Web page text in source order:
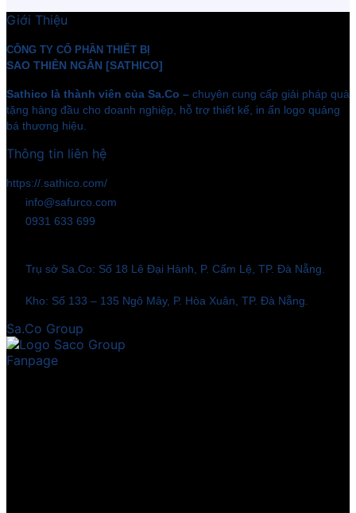
Giới Thiệu
CÔNG TY CỔ PHẦN THIẾT BỊ
SAO THIÊN NGÂN [SATHICO]
Sathico là thành viên của Sa.Co – chuyên cung cấp giải pháp quà
tặng hàng đầu cho doanh nghiệp, hỗ trợ thiết kế, in ấn logo quảng
bá thương hiệu.
Thông tin liên hệ
https://.sathico.com/
info@safurco.com
0931 633 699
Trụ sở Sa.Co: Số 18 Lê Đại Hành, P. Cẩm Lệ, TP. Đà Nẵng.
Kho: Số 133 – 135 Ngô Mây, P. Hòa Xuân, TP. Đà Nẵng.
Sa.Co Group
Fanpage